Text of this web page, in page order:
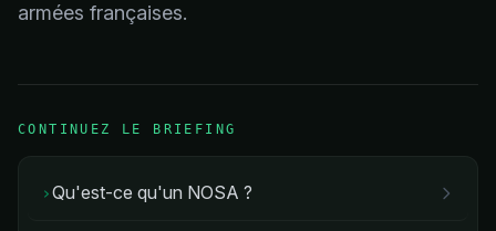
armées françaises.
CONTINUEZ LE BRIEFING
›Qu'est-ce qu'un NOSA ?